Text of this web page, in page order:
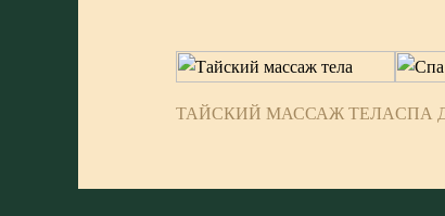
ТАЙСКИЙ МАССАЖ ТЕЛАСПА